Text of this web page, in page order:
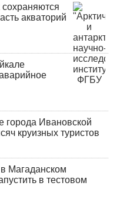
акваторий
города Ивановской
круизных туристов
Магаданском
в тестовом